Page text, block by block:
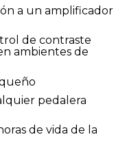
a un amplificador
de contraste
ambientes de
pedalera
de vida de la